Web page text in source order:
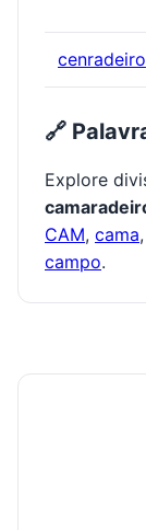
cenradeiro
🔗
Explore
CAM, cama,
campo.